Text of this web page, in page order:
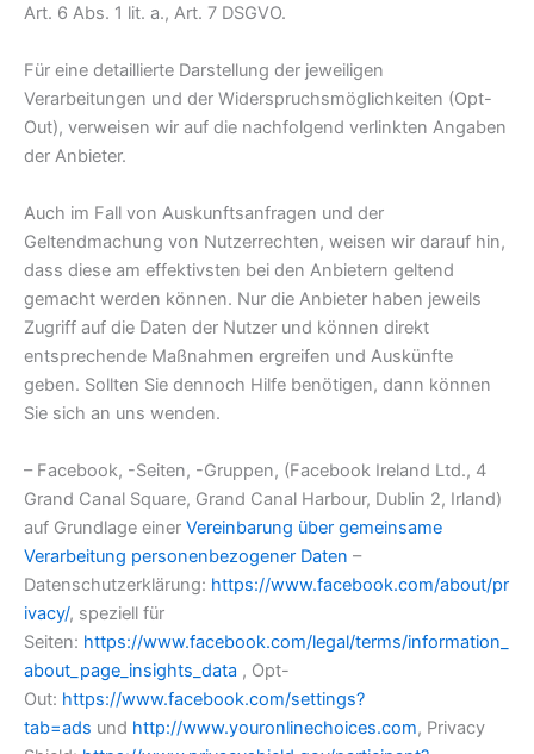
Art. 6 Abs. 1 lit. a., Art. 7 DSGVO.
Für eine detaillierte Darstellung der jeweiligen
Verarbeitungen und der Widerspruchsmöglichkeiten (Opt-
Out), verweisen wir auf die nachfolgend verlinkten Angaben
der Anbieter.
Auch im Fall von Auskunftsanfragen und der
Geltendmachung von Nutzerrechten, weisen wir darauf hin,
dass diese am effektivsten bei den Anbietern geltend
gemacht werden können. Nur die Anbieter haben jeweils
Zugriff auf die Daten der Nutzer und können direkt
entsprechende Maßnahmen ergreifen und Auskünfte
geben. Sollten Sie dennoch Hilfe benötigen, dann können
Sie sich an uns wenden.
– Facebook, -Seiten, -Gruppen, (Facebook Ireland Ltd., 4
Grand Canal Square, Grand Canal Harbour, Dublin 2, Irland)
auf Grundlage einer Vereinbarung über gemeinsame
Verarbeitung personenbezogener Daten –
Datenschutzerklärung: https://www.facebook.com/about/pr
ivacy/, speziell für
Seiten: https://www.facebook.com/legal/terms/information_
about_page_insights_data , Opt-
Out: https://www.facebook.com/settings?
tab=ads und http://www.youronlinechoices.com, Privacy